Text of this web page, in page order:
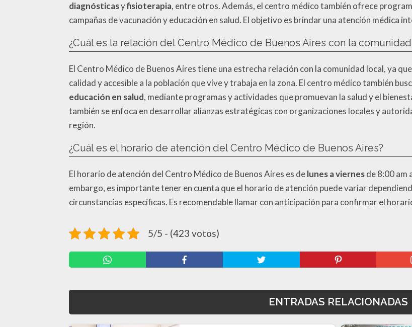
diagnósticasyfisioterapia, entre otros. Además, el centro médico también ofrece
campañas de vacunación y educación en salud. El objetivo es brindar una atención médica
¿Cuál es la relación del Centro Médico de Buenos Aires con la
El Centro Médico de Buenos Aires tiene una estrecha relación con la comunidad local, ya
calidad y accesible a la población que vive y trabaja en la zona. El centro médico también
educación en salud, mediante programas y actividades que promuevan la salud y el
también se enfoca en desarrollar alianzas estratégicas con organizaciones locales y
región.
¿Cuál es el horario de atención del Centro Médico de Buenos Aires?
El horario de atención del Centro Médico de Buenos Aires es delunes a viernesde 8:00 am
embargo, es importante tener en cuenta que el horario de atención puede variar
circunstancias específicas. Es recomendable llamar con anticipación para confirmar el
5/5 - (423 votos)
ENTRADAS RELACIONADAS